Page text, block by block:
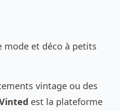
mode et déco à petits
vintage ou des
est la plateforme